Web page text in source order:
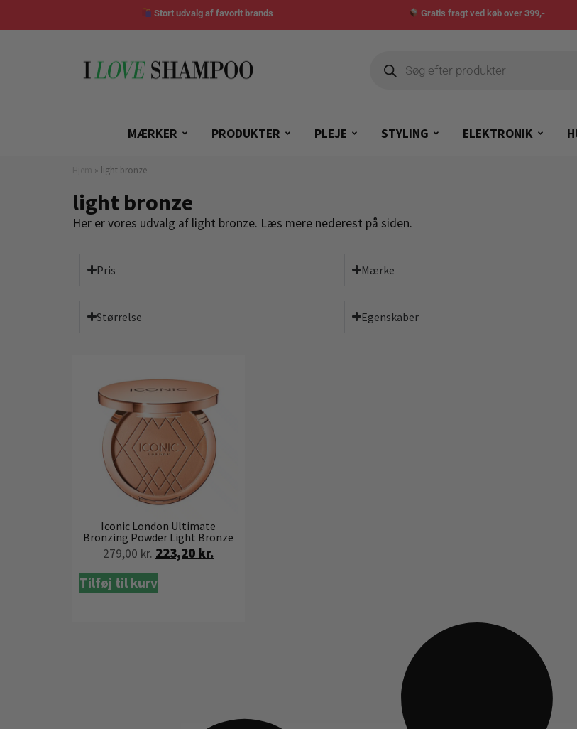
Stort udvalg af favorit brands Gratis fragt ved køb over 399,-
MÆRKER PRODUKTER PLEJE STYLING ELEKTRONIK
» light bronze
light bronze
Her er vores udvalg af light bronze. Læs mere nederest på siden.
Pris Mærke
Størrelse Egenskaber
Iconic London Ultimate
Bronzing Powder Light Bronze
279,00kr. 223,20 kr.
Tilføj til kurv